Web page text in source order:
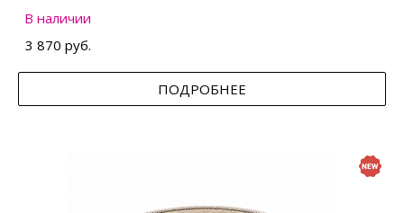
В наличии
3 870 руб.
ПОДРОБНЕЕ